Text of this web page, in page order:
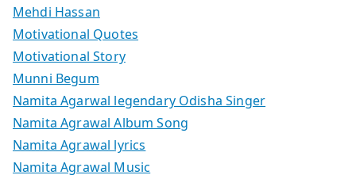
Mehdi Hassan
Motivational Quotes
Motivational Story
Munni Begum
Namita Agarwal legendary Odisha Singer
Namita Agrawal Album Song
Namita Agrawal lyrics
Namita Agrawal Music